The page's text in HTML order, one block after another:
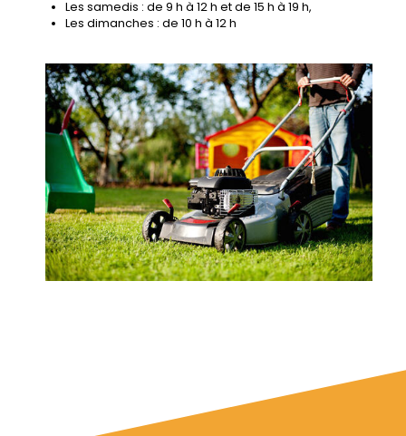
Les samedis : de 9 h à 12 h et de 15 h à 19 h,
Les dimanches : de 10 h à 12 h